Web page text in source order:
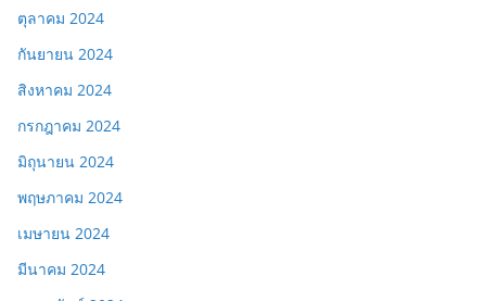
ตุลาคม 2024
กันยายน 2024
สิงหาคม 2024
กรกฎาคม 2024
มิถุนายน 2024
พฤษภาคม 2024
เมษายน 2024
มีนาคม 2024